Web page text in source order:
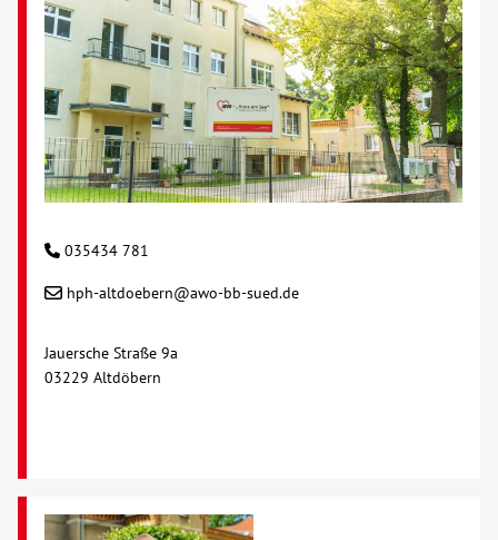
035434 781
hph-altdoebern@awo-bb-sued.de
Jauersche Straße 9a
03229 Altdöbern